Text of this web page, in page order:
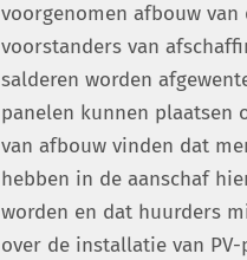
voorgenomen afbouw van
voorstanders van
salderen worden
panelen kunnen plaatsen
van afbouw vinden dat
hebben in de aanschaf
worden en dat huurders
over de installatie van